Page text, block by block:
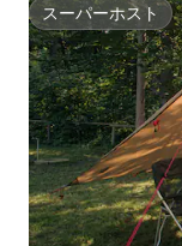
スーパーホスト
スーパーホスト